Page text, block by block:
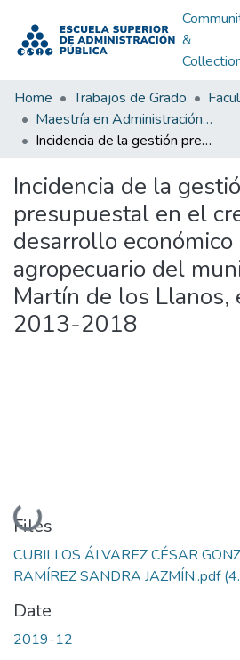
&
Home Trabajos de Grado
Maestría en Administración Pública
Incidencia de la gestión presupuestal en el crecimiento y desarrollo económico del sector agropecuario del municipio de San Martín de los Llanos, en el periodo 2013-2018
Incidencia de la
presupuestal en el
desarrollo
agropecuario del
Martín de los Llanos,
2013-2018
Loading...
Files
CUBILLOS ÁLVAREZ CÉSAR
RAMÍREZ SANDRA JAZMÍN..pdf
Date
2019-12